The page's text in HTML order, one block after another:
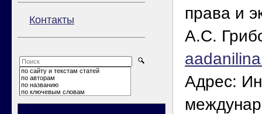
Контакты
по сайту и текстам статей
по авторам
по названию
по ключевым словам
права и
А.С.
Адрес: